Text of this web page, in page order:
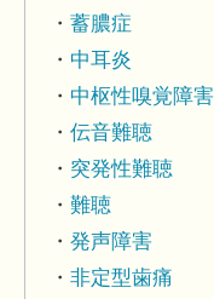
蓄膿症
中耳炎
中枢性嗅覚障害
伝音難聴
突発性難聴
難聴
発声障害
非定型歯痛